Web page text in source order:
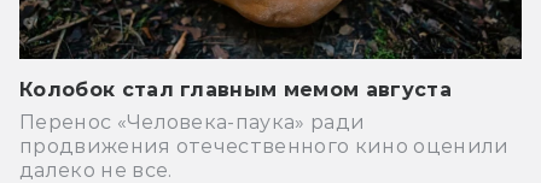
Колобок стал главным мемом августа
Перенос «Человека-паука» ради
продвижения отечественного кино оценили
далеко не все.